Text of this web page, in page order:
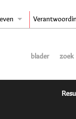
blader zoek